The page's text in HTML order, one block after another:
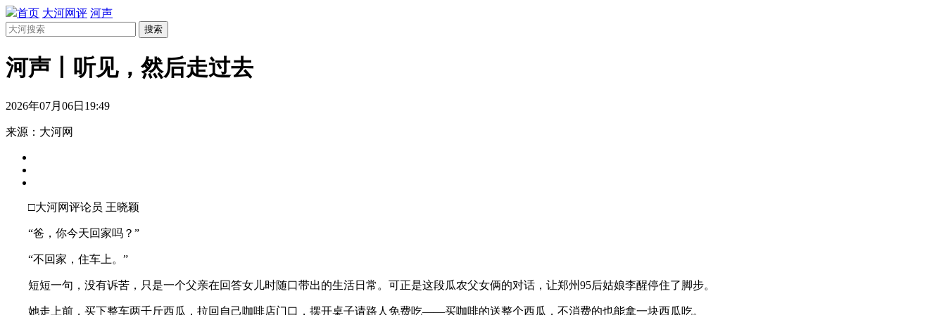
首页 大河网评 河声
搜索
河声丨听见，然后走过去
2026年07月06日19:49
来源：大河网
□大河网评论员 王晓颖
“爸，你今天回家吗？”
“不回家，住车上。”
短短一句，没有诉苦，只是一个父亲在回答女儿时随口带出的生活日常。可正是这段瓜农父女俩的对话，让郑州95后姑娘李醒停住了脚步。
她走上前，买下整车两千斤西瓜，拉回自己咖啡店门口，摆开桌子请路人免费吃——买咖啡的送整个西瓜，不消费的也能拿一块西瓜吃。